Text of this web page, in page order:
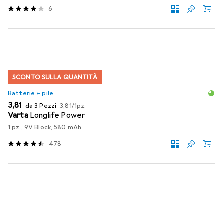
6
SCONTO SULLA QUANTITÀ
Batterie + pile
EUR
3,81 da 3 Pezzi EUR
3,81/1pz.
Varta Longlife Power
1 pz., 9V Block, 580 mAh
478